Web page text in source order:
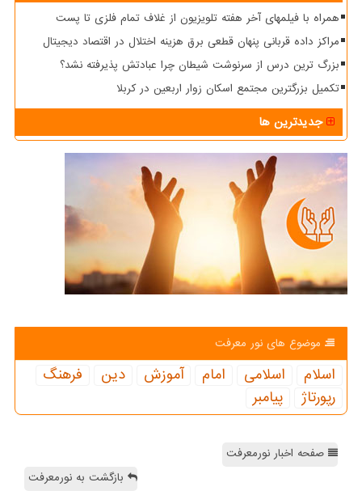
همراه با فیلمهای آخر هفته تلویزیون از غلاف تمام فلزی تا پست
مراکز داده قربانی پنهان قطعی برق هزینه اختلال در اقتصاد دیجیتال
بزرگ ترین درس از سرنوشت شیطان چرا عبادتش پذیرفته نشد؟
تکمیل بزرگترین مجتمع اسکان زوار اربعین در کربلا
جدیدترین ها
موضوع های نور معرفت
اسلام اسلامی امام آموزش دین
فرهنگ
رپورتاژ
پیامبر
صفحه اخبار نورمعرفت
بازگشت به نورمعرفت